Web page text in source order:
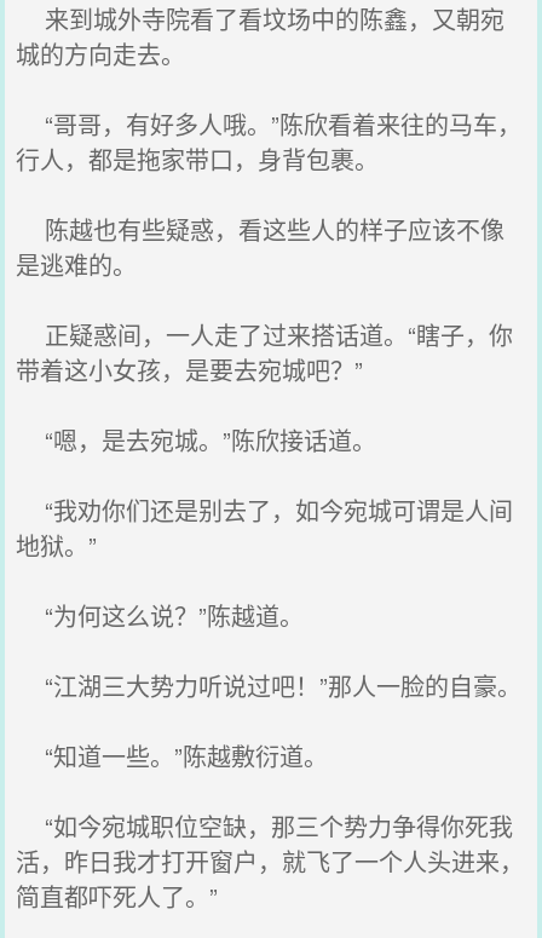
来到城外寺院看了看坟场中的陈鑫，又朝宛
城的方向走去。
“哥哥，有好多人哦。”陈欣看着来往的马车，
行人，都是拖家带口，身背包裹。
陈越也有些疑惑，看这些人的样子应该不像
是逃难的。
正疑惑间，一人走了过来搭话道。“瞎子，你
带着这小女孩，是要去宛城吧？”
“嗯，是去宛城。”陈欣接话道。
“我劝你们还是别去了，如今宛城可谓是人间
地狱。”
“为何这么说？”陈越道。
“江湖三大势力听说过吧！”那人一脸的自豪。
“知道一些。”陈越敷衍道。
“如今宛城职位空缺，那三个势力争得你死我
活，昨日我才打开窗户，就飞了一个人头进来，
简直都吓死人了。”